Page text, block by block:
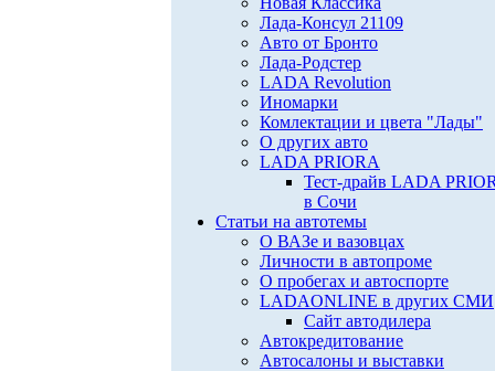
Лада-Консул 21109
Авто от Бронто
Лада-Родстер
LADA Revolution
Иномарки
Комлектации и цвета "Лады"
О других авто
LADA PRIORA
Тест-драйв LADA
в Сочи
Статьи на автотемы
О ВАЗе и вазовцах
Личности в автопроме
О пробегах и автоспорте
LADAONLINE в других СМИ
Сайт автодилера
Автокредитование
Автосалоны и выставки